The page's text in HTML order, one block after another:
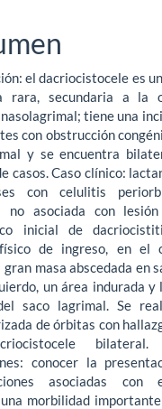
el dacriocistocele es
rara, secundaria a la
tiene una
con obstrucción
y se encuentra
casos. Caso clínico:
con celulitis
no asociada con
inicial de
de ingreso, en el
masa abscedada en
un área indurada
saco lagrimal. Se
de órbitas con
conocer la
asociadas con
morbilidad